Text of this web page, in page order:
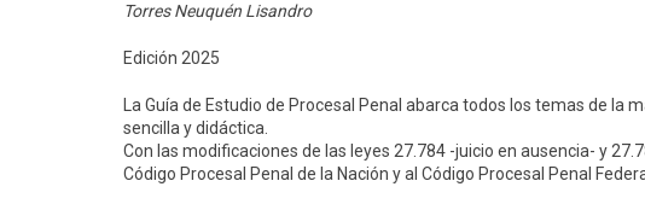
Torres Neuquén Lisandro
Edición 2025
La Guía de Estudio de Procesal Penal abarca todos los temas de la
sencilla y didáctica.
Con las modificaciones de las leyes 27.784 -juicio en ausencia- y
Código Procesal Penal de la Nación y al Código Procesal Penal